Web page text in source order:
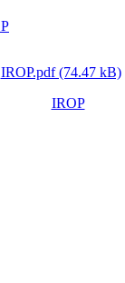
IROP.pdf (74.47 kB)